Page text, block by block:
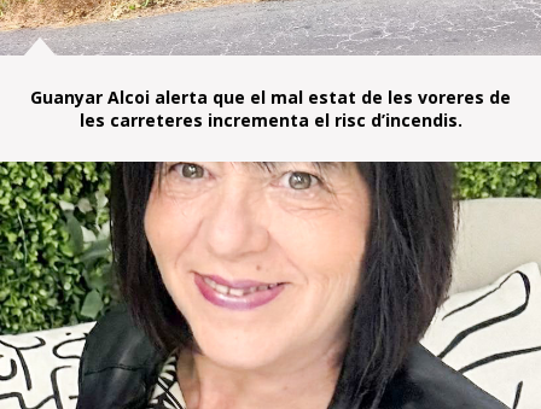
Guanyar Alcoi alerta que el mal estat de les voreres de
les carreteres incrementa el risc d’incendis.